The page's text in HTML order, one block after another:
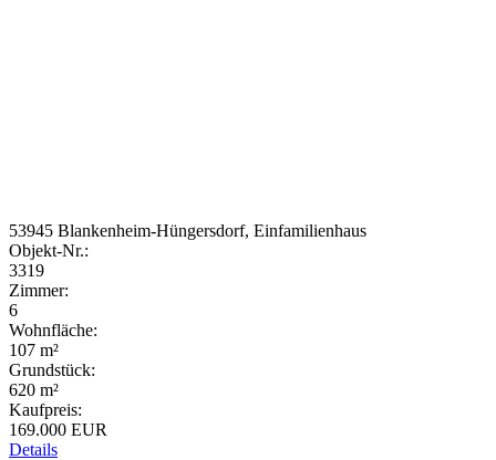
53945 Blankenheim-Hüngersdorf, Einfamilienhaus
Objekt-Nr.:
3319
Zimmer:
6
Wohnfläche:
107 m²
Grundstück:
620 m²
Kaufpreis:
169.000 EUR
Details